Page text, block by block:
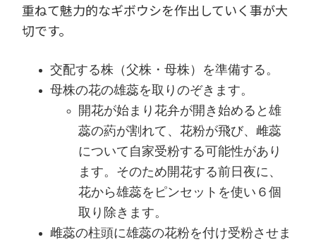
重ねて魅力的なギボウシを作出していく事が大
切です。
交配する株（父株・母株）を準備する。
母株の花の雄蕊を取りのぞきます。
開花が始まり花弁が開き始めると雄
蕊の葯が割れて、花粉が飛び、雌蕊
について自家受粉する可能性があり
ます。そのため開花する前日夜に、
花から雄蕊をピンセットを使い６個
取り除きます。
雌蕊の柱頭に雄蕊の花粉を付け受粉させま